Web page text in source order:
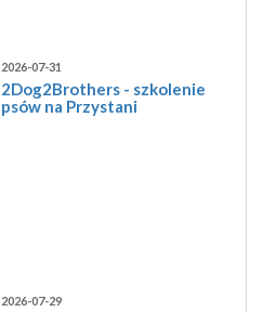
2026-07-31
2Dog2Brothers - szkolenie
psów na Przystani
2026-07-29